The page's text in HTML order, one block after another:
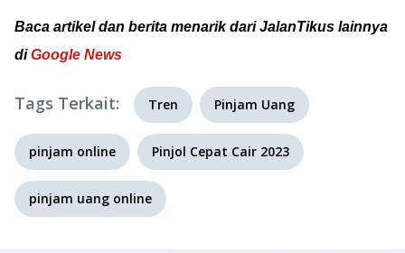
Baca artikel dan berita menarik dari JalanTikus lainnya
diGoogle News
Tags Terkait: Tren Pinjam Uang
pinjam online Pinjol Cepat Cair 2023
pinjam uang online